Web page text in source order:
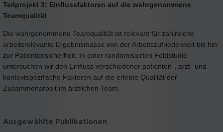
Teilprojekt 3: Einflussfaktoren auf die wahrgenommene
Teamqualität
Die wahrgenommene Teamqualität ist relevant für zahlreiche
arbeitsrelevante Ergebnismasse von der Arbeitszufriedenheit bis hin
zur Patientensicherheit. In einer randomisierten Feldstudie
untersuchen wir den Einfluss verschiedener patienten-, arzt- und
kontextspezifische Faktoren auf die erlebte Qualität der
Zusammenarbeit im ärztlichen Team.
Ausgewählte Publikationen